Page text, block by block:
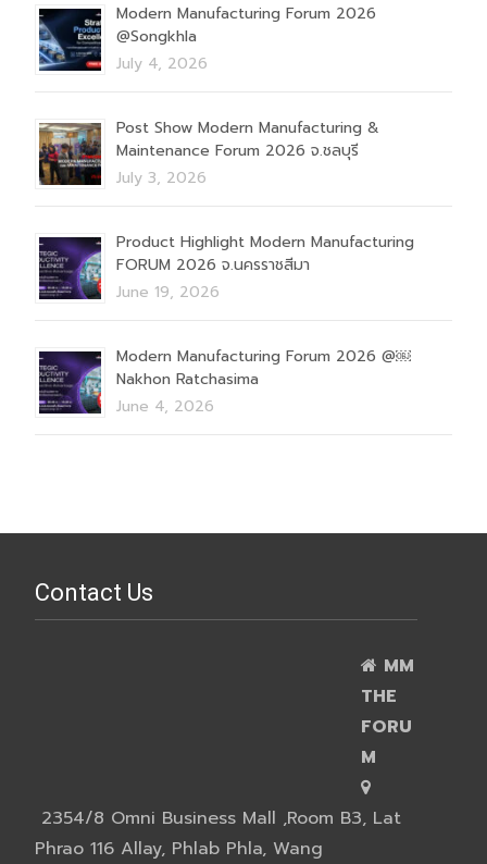
Modern Manufacturing Forum 2026
@Songkhla
July 4, 2026
Post Show Modern Manufacturing &
Maintenance Forum 2026 จ.ชลบุรี
July 3, 2026
Product Highlight Modern Manufacturing
FORUM 2026 จ.นครราชสีมา
June 19, 2026
Modern Manufacturing Forum 2026 @￼
Nakhon Ratchasima
June 4, 2026
Contact Us
MM
THE
FORU
M
2354/8 Omni Business Mall ,Room B3, Lat
Phrao 116 Allay, Phlab Phla, Wang